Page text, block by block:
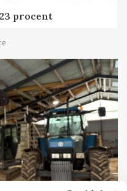
procent